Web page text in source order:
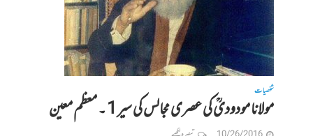
شخصیات
مولانا مودودیؒ کی عصری مجالس کی سیر 1 ۔ معظم معین